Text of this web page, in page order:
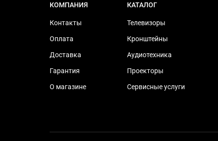
Технология Dolby Atmos
звука
КОМПАНИЯ
Контакты
Оплата
Доставка
Гарантия
О магазине
КАТАЛОГ
Телевизоры
Кронштейны
Аудиотехника
Проекторы
Сервисные услуги